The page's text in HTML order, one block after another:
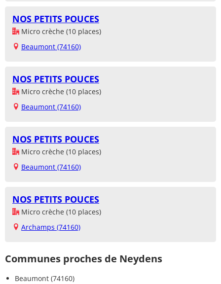
NOS PETITS POUCES
Micro crèche (10 places)
Beaumont (74160)
NOS PETITS POUCES
Micro crèche (10 places)
Beaumont (74160)
NOS PETITS POUCES
Micro crèche (10 places)
Beaumont (74160)
NOS PETITS POUCES
Micro crèche (10 places)
Archamps (74160)
Communes proches de Neydens
Beaumont (74160)